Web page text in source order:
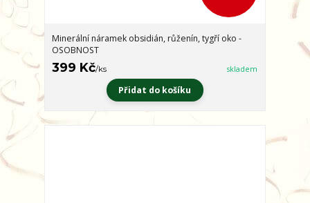
Minerální náramek obsidián, růženín, tygří oko -
OSOBNOST
399 Kč/ks skladem
Přidat do košíku